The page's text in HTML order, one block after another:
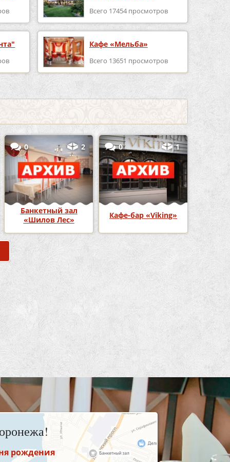
Всего 17454 просмотров
Кафе «Мельба»
Всего 13651 просмотров
0 2
Банкетный зал
«Шилов Лес»
0 1
Кафе-бар «Viking»
рождения